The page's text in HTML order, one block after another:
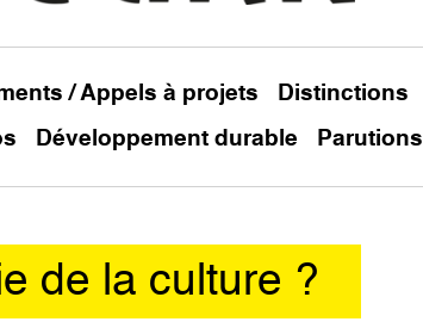
/ Appels à projets Distinctions
Développement durable Parutions
de la culture ?